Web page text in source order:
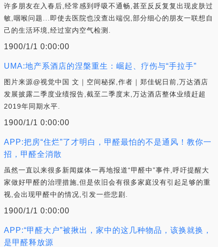
许多朋友在入春后,经常感到呼吸不通畅,甚至反反复复出现皮肤过
敏,咽喉问题...即使去医院也没查出端倪,部分细心的朋友一联想自
己的生活环境,经过室内空气检测.
1900/1/1 0:00:00
UMA:地产系酒店的涅槃重生：崛起、疗伤与“手拉手”
图片来源@视觉中国 文｜空间秘探,作者｜郑佳铌日前,万达酒店
发展披露二季度业绩报告,截至二季度末,万达酒店整体业绩赶超
2019年同期水平.
1900/1/1 0:00:00
APP:把房“住烂”了才明白，甲醛最怕的不是通风！教你一
招，甲醛全消散
虽然一直以来很多新闻媒体一再地报道“甲醛中”事件,呼吁提醒大
家做好甲醛的治理措施,但是依旧会有很多家庭没有引起足够的重
视,会出现甲醛中的情况,引发一些悲剧.
1900/1/1 0:00:00
APP:“甲醛大户”被揪出，家中的这几种物品，该换就换，
是甲醛释放源